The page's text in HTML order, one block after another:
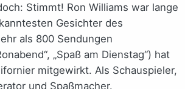
Stimmt! Ron Williams war lange
Gesichter des
als 800 Sendungen
„Spaß am Dienstag“) hat
mitgewirkt. Als Schauspieler,
und Spaßmacher.